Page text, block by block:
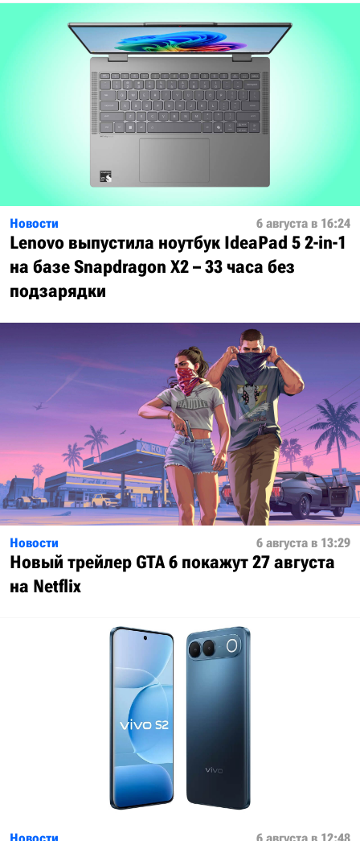
Новости 6 августа в 16:24
Lenovo выпустила ноутбук IdeaPad 5 2-in-1
на базе Snapdragon X2 – 33 часа без
подзарядки
Новости 6 августа в 13:29
Новый трейлер GTA 6 покажут 27 августа
на Netflix
Новости 6 августа в 12:48